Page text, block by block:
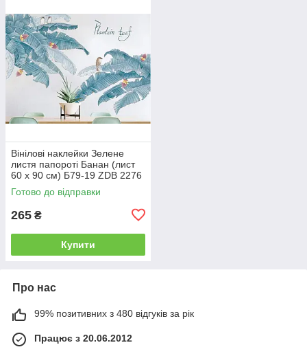
Вінілові наклейки Зелене
листя папороті Банан (лист
60 х 90 см) Б79-19 ZDB 2276
Готово до відправки
265 ₴
Купити
Про нас
99% позитивних з 480 відгуків за рік
Працює з 20.06.2012